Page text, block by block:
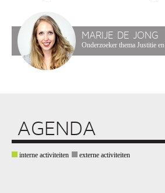
MARIJE DE JONG
Onderzoeker thema Justitie
AGENDA
interne activiteiten externe activiteiten